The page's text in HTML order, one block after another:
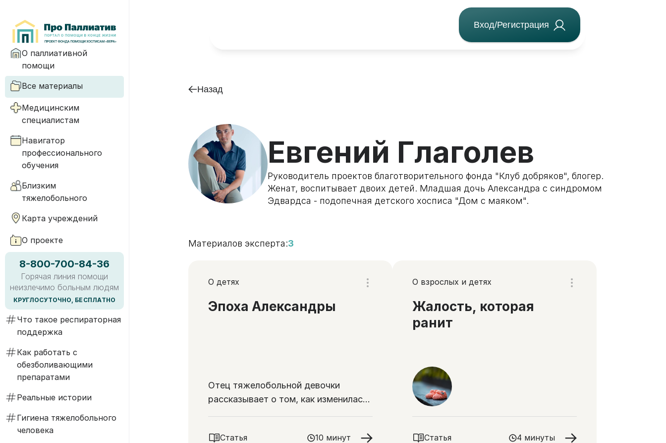
Вход/Регистрация
О паллиативной
помощи
Все материалы
Медицинским
специалистам
Навигатор
профессионального
обучения
Близким
тяжелобольного
Карта учреждений
О проекте
8-800-700-84-36
Горячая линия помощи
неизлечимо больным людям
КРУГЛОСУТОЧНО, БЕСПЛАТНО
Что такое респираторная
поддержка
Как работать с
обезболивающими
препаратами
Реальные истории
Гигиена тяжелобольного
человека
Назад
Евгений Глаголев
Руководитель проектов благотворительного фонда "Клуб добряков", блогер.
Женат, воспитывает двоих детей. Младшая дочь Александра с синдромом
Эдвардса - подопечная детского хосписа "Дом с маяком".
Материалов эксперта:3
О детях
Эпоха Александры
Отец тяжелобольной девочки
рассказывает о том, как изменилась
Статья 10 минут
О взрослых и детях
Жалость, которая
ранит
Статья 4 минуты